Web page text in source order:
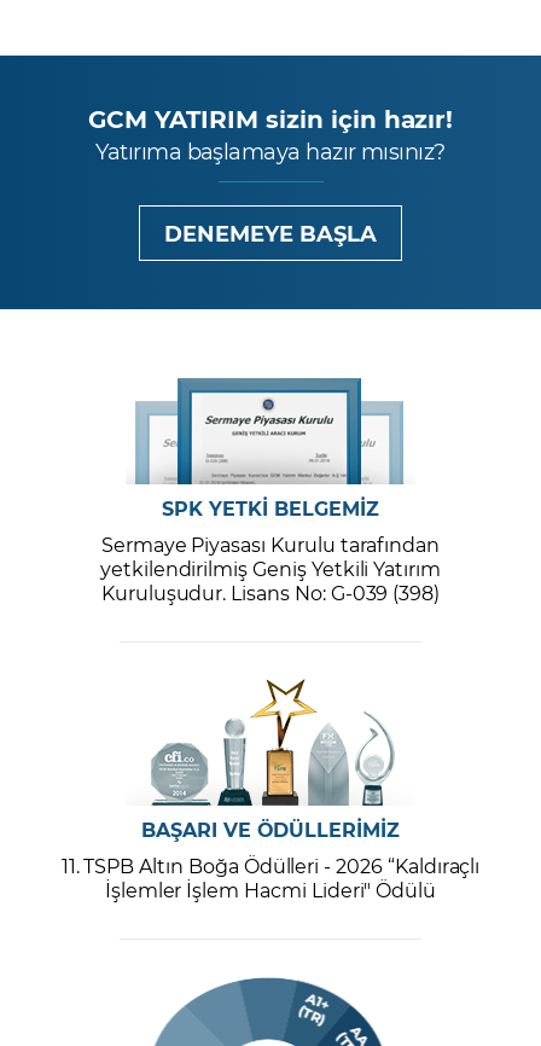
GCM YATIRIM sizin için hazır!
Yatırıma başlamaya hazır mısınız?
DENEMEYE BAŞLA
SPK YETKİ BELGEMİZ
Sermaye Piyasası Kurulu tarafından
yetkilendirilmiş Geniş Yetkili Yatırım
Kuruluşudur. Lisans No: G-039 (398)
BAŞARI VE ÖDÜLLERİMİZ
11. TSPB Altın Boğa Ödülleri - 2026 “Kaldıraçlı
İşlemler İşlem Hacmi Lideri" Ödülü